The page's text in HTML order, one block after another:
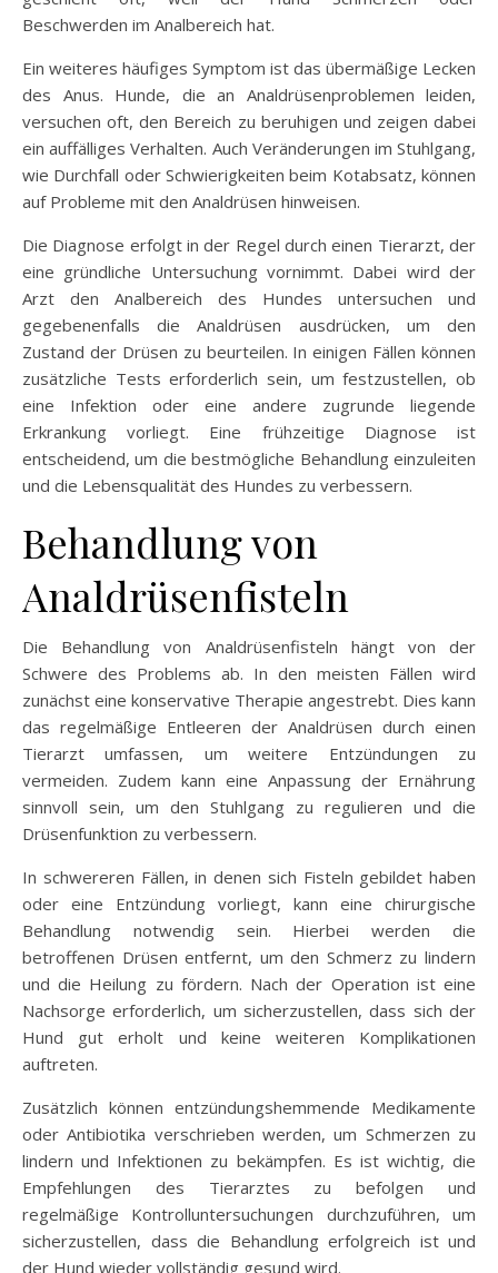
Beschwerden im Analbereich hat.
Ein weiteres häufiges Symptom ist das übermäßige Lecken
des Anus. Hunde, die an Analdrüsenproblemen leiden,
versuchen oft, den Bereich zu beruhigen und zeigen dabei
ein auffälliges Verhalten. Auch Veränderungen im Stuhlgang,
wie Durchfall oder Schwierigkeiten beim Kotabsatz, können
auf Probleme mit den Analdrüsen hinweisen.
Die Diagnose erfolgt in der Regel durch einen Tierarzt, der
eine gründliche Untersuchung vornimmt. Dabei wird der
Arzt den Analbereich des Hundes untersuchen und
gegebenenfalls die Analdrüsen ausdrücken, um den
Zustand der Drüsen zu beurteilen. In einigen Fällen können
zusätzliche Tests erforderlich sein, um festzustellen, ob
eine Infektion oder eine andere zugrunde liegende
Erkrankung vorliegt. Eine frühzeitige Diagnose ist
entscheidend, um die bestmögliche Behandlung einzuleiten
und die Lebensqualität des Hundes zu verbessern.
Behandlung von
Analdrüsenfisteln
Die Behandlung von Analdrüsenfisteln hängt von der
Schwere des Problems ab. In den meisten Fällen wird
zunächst eine konservative Therapie angestrebt. Dies kann
das regelmäßige Entleeren der Analdrüsen durch einen
Tierarzt umfassen, um weitere Entzündungen zu
vermeiden. Zudem kann eine Anpassung der Ernährung
sinnvoll sein, um den Stuhlgang zu regulieren und die
Drüsenfunktion zu verbessern.
In schwereren Fällen, in denen sich Fisteln gebildet haben
oder eine Entzündung vorliegt, kann eine chirurgische
Behandlung notwendig sein. Hierbei werden die
betroffenen Drüsen entfernt, um den Schmerz zu lindern
und die Heilung zu fördern. Nach der Operation ist eine
Nachsorge erforderlich, um sicherzustellen, dass sich der
Hund gut erholt und keine weiteren Komplikationen
auftreten.
Zusätzlich können entzündungshemmende Medikamente
oder Antibiotika verschrieben werden, um Schmerzen zu
lindern und Infektionen zu bekämpfen. Es ist wichtig, die
Empfehlungen des Tierarztes zu befolgen und
regelmäßige Kontrolluntersuchungen durchzuführen, um
sicherzustellen, dass die Behandlung erfolgreich ist und
der Hund wieder vollständig gesund wird.